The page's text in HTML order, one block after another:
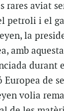
rares aviat
petroli i el
la
amb
durant
Europea de
volia